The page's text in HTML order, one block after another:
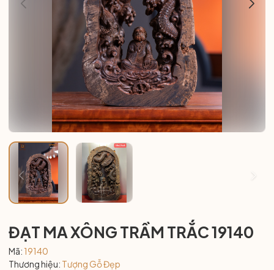
ĐẠT MA XÔNG TRẦM TRẮC 19140
Mã: 19140
Thương hiệu: Tượng Gỗ Đẹp